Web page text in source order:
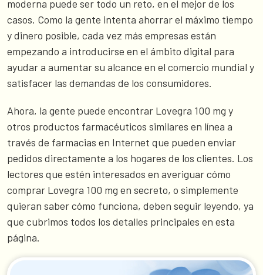
moderna puede ser todo un reto, en el mejor de los
casos. Como la gente intenta ahorrar el máximo tiempo
y dinero posible, cada vez más empresas están
empezando a introducirse en el ámbito digital para
ayudar a aumentar su alcance en el comercio mundial y
satisfacer las demandas de los consumidores.
Ahora, la gente puede encontrar Lovegra 100 mg y
otros productos farmacéuticos similares en línea a
través de farmacias en Internet que pueden enviar
pedidos directamente a los hogares de los clientes. Los
lectores que estén interesados en averiguar cómo
comprar Lovegra 100 mg en secreto, o simplemente
quieran saber cómo funciona, deben seguir leyendo, ya
que cubrimos todos los detalles principales en esta
página.